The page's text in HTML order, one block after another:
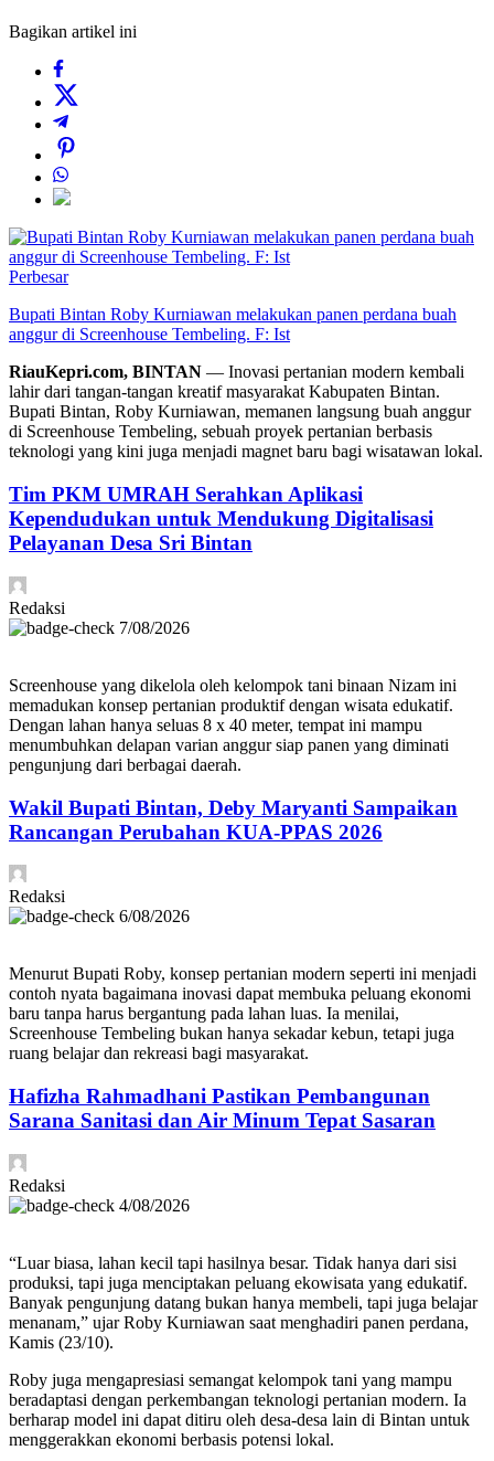
Bagikan artikel ini
Perbesar
Bupati Bintan Roby Kurniawan melakukan panen perdana buah
anggur di Screenhouse Tembeling. F: Ist
RiauKepri.com, BINTAN — Inovasi pertanian modern kembali
lahir dari tangan-tangan kreatif masyarakat Kabupaten Bintan.
Bupati Bintan, Roby Kurniawan, memanen langsung buah anggur
di Screenhouse Tembeling, sebuah proyek pertanian berbasis
teknologi yang kini juga menjadi magnet baru bagi wisatawan lokal.
Tim PKM UMRAH Serahkan Aplikasi
Kependudukan untuk Mendukung Digitalisasi
Pelayanan Desa Sri Bintan
Redaksi
7/08/2026
Screenhouse yang dikelola oleh kelompok tani binaan Nizam ini
memadukan konsep pertanian produktif dengan wisata edukatif.
Dengan lahan hanya seluas 8 x 40 meter, tempat ini mampu
menumbuhkan delapan varian anggur siap panen yang diminati
pengunjung dari berbagai daerah.
Wakil Bupati Bintan, Deby Maryanti Sampaikan
Rancangan Perubahan KUA-PPAS 2026
Redaksi
6/08/2026
Menurut Bupati Roby, konsep pertanian modern seperti ini menjadi
contoh nyata bagaimana inovasi dapat membuka peluang ekonomi
baru tanpa harus bergantung pada lahan luas. Ia menilai,
Screenhouse Tembeling bukan hanya sekadar kebun, tetapi juga
ruang belajar dan rekreasi bagi masyarakat.
Hafizha Rahmadhani Pastikan Pembangunan
Sarana Sanitasi dan Air Minum Tepat Sasaran
Redaksi
4/08/2026
“Luar biasa, lahan kecil tapi hasilnya besar. Tidak hanya dari sisi
produksi, tapi juga menciptakan peluang ekowisata yang edukatif.
Banyak pengunjung datang bukan hanya membeli, tapi juga belajar
menanam,” ujar Roby Kurniawan saat menghadiri panen perdana,
Kamis (23/10).
Roby juga mengapresiasi semangat kelompok tani yang mampu
beradaptasi dengan perkembangan teknologi pertanian modern. Ia
berharap model ini dapat ditiru oleh desa-desa lain di Bintan untuk
menggerakkan ekonomi berbasis potensi lokal.